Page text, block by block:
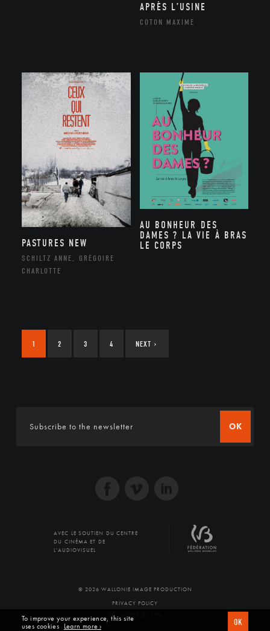
APRÈS L’USINE
COTON MAXIME
PASTURES NEW
SCHILTZ ANNE, GRÉGOIRE
CHARLOTTE
AU BONHEUR DES
DAMES ? LA VIE À BRAS
LE CORPS
1 2 3 4 NEXT ›
OK
AVEC LE SOUTIEN DU CENTRE
DU CINÉMA ET DE
L'AUDIOVISUEL
© 2026 WALLONIE IMAGE PRODUCTION
PRIVACY POLICY
PRODUCED BY SFD
To improve your experience, this site
uses cookies Learn more › OK